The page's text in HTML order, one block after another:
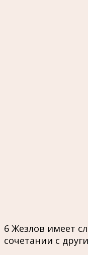
6 Жезлов имеет
сочетании с